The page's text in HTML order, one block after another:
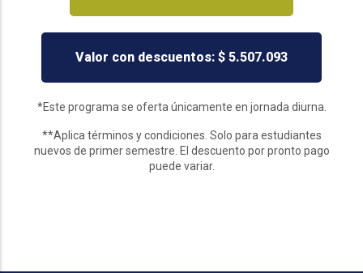
Valor con descuentos: $ 5.507.093
*Este programa se oferta únicamente en jornada diurna.
**Aplica términos y condiciones. Solo para estudiantes
nuevos de primer semestre. El descuento por pronto pago
puede variar.